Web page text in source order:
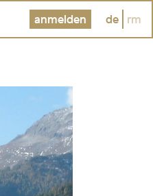
anmelden de rm